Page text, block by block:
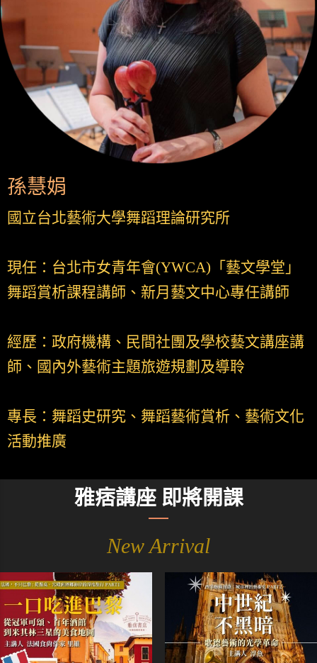
孫慧娟
國立台北藝術大學舞蹈理論研究所
現任：台北市女青年會(YWCA)「藝文學堂」
舞蹈賞析課程講師、新月藝文中心專任講師
經歷：政府機構、民間社團及學校藝文講座講
師、國內外藝術主題旅遊規劃及導聆
專長：舞蹈史研究、舞蹈藝術賞析、藝術文化
活動推廣
雅痞講座 即將開課
New Arrival